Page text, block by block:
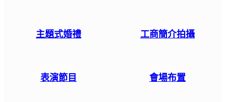
主題式婚禮 工商簡介拍攝
表演節目 會場布置